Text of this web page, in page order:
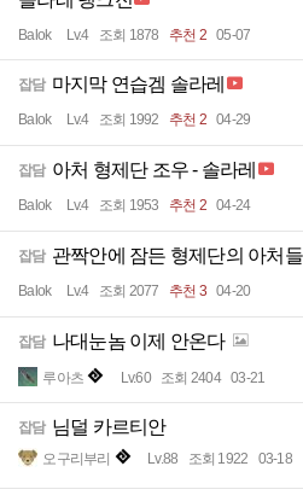
Balok Lv.4 조회 1878 추천 2 05-07
잡담 마지막 연습겜 솔라레
Balok Lv.4 조회 1992 추천 2 04-29
잡담 아처 형제단 조우 - 솔라레
Balok Lv.4 조회 1953 추천 2 04-24
잡담 관짝안에 잠든 형제단의 아처
Balok Lv.4 조회 2077 추천 3 04-20
잡담 나대눈놈 이제 안온다
루아츠 Lv.60 조회 2404 03-21
잡담 님덜 카르티안
오구리부리 Lv.88 조회 1922 03-18